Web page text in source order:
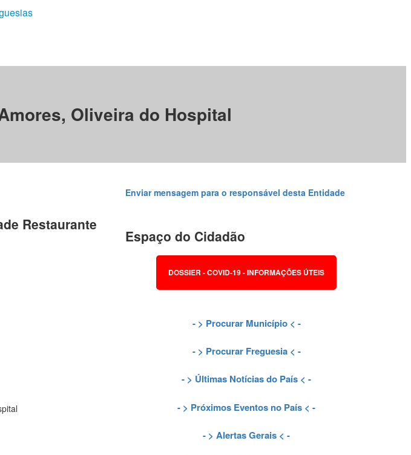
Oliveira do Hospital
Restaurante
Enviar mensagem para o responsável desta Entidade
Espaço do Cidadão
DOSSIER - COVID-19 - INFORMAÇÕES ÚTEIS
- > Procurar Município< -
- > Procurar Freguesia< -
- > Últimas Notícias do País < -
- > Próximos Eventos no País < -
- > Alertas Gerais < -